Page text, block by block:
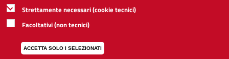
Strettamente necessari (cookie tecnici)
Facoltativi (non tecnici)
ACCETTA SOLO I SELEZIONATI